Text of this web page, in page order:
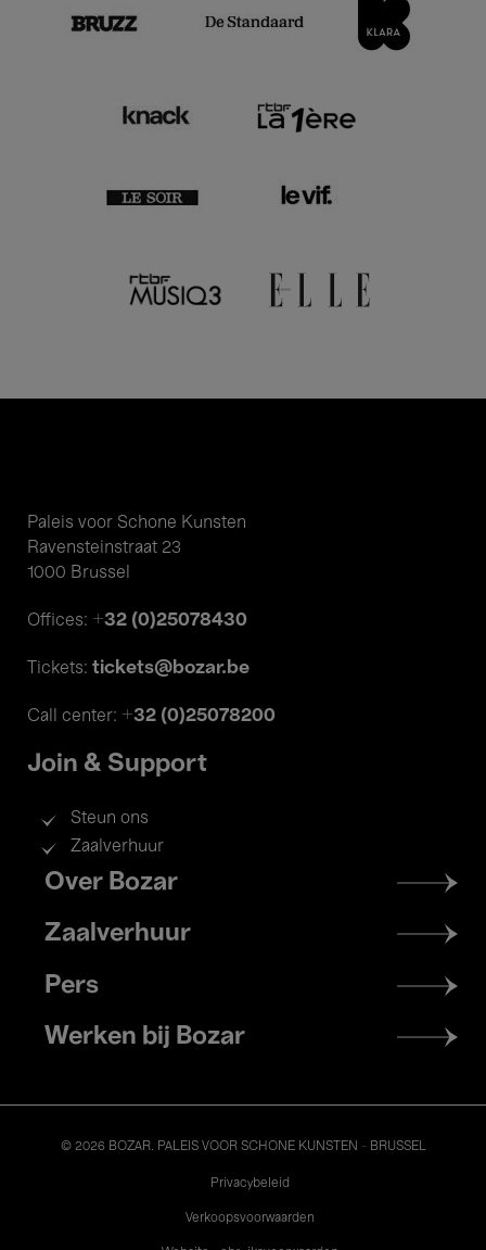
Paleis voor Schone Kunsten
Ravensteinstraat 23
1000 Brussel
Offices: +32 (0)25078430
Tickets: tickets@bozar.be
Call center: +32 (0)25078200
Join & Support
Steun ons
Zaalverhuur
Footer
menu
Over Bozar
Zaalverhuur
Pers
Werken bij Bozar
© 2026 BOZAR. PALEIS VOOR SCHONE KUNSTEN - BRUSSEL
Privacybeleid
Verkoopsvoorwaarden